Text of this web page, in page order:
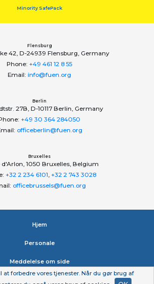
Minority SafePack
Flensburg
42, D-24939 Flensburg, Germany
Phone: +49 461 12 8 55
Email: info@fuen.org
Berlin
27B, D-10117 Berlin, Germany
+49 30 364 284050
officeberlin@fuen.org
Bruxelles
d'Arlon, 1050 Bruxelles, Belgium
+32 2 234 6101 +32 2 743 3028
officebrussels@fuen.org
Hjem
Personale
Meddelelse om side
at forbedre vores tjenester. Når du gør brug af